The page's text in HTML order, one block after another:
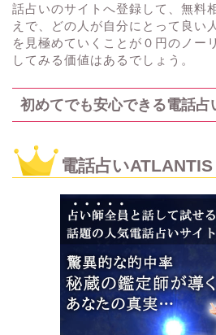
話占いのサイトへ登録して、無料
えで、どの人が自分にとって良い
を見極めていくことが０円のノー
してみる価値はあるでしょう。
初めてでも安心できる電話占
電話占いATLANTIS